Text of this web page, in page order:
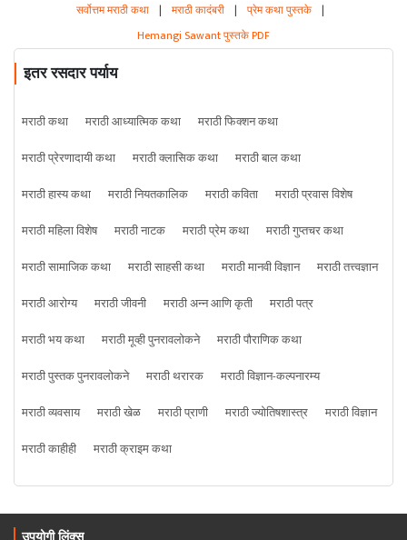
सर्वोत्तम मराठी कथा | मराठी कादंबरी | प्रेम कथा पुस्तके |
Hemangi Sawant पुस्तके PDF
इतर रसदार पर्याय
मराठी कथा मराठी आध्यात्मिक कथा
मराठी फिक्शन कथा
मराठी प्रेरणादायी कथा
मराठी क्लासिक कथा
मराठी बाल कथा
मराठी हास्य कथा
मराठी नियतकालिक मराठी कविता
मराठी प्रवास विशेष
मराठी महिला विशेष
मराठी नाटक मराठी प्रेम कथा
मराठी गुप्तचर कथा
मराठी सामाजिक कथा
मराठी साहसी कथा मराठी मानवी विज्ञान
मराठी तत्त्वज्ञान
मराठी आरोग्य
मराठी जीवनी मराठी अन्न आणि कृती
मराठी पत्र
मराठी भय कथा
मराठी मूव्ही पुनरावलोकने
मराठी पौराणिक कथा
मराठी पुस्तक पुनरावलोकने
मराठी थरारक
मराठी विज्ञान-कल्पनारम्य
मराठी व्यवसाय
मराठी खेळ मराठी प्राणी मराठी ज्योतिषशास्त्र
मराठी विज्ञान
मराठी काहीही
मराठी क्राइम कथा
उपयोगी लिंक्स